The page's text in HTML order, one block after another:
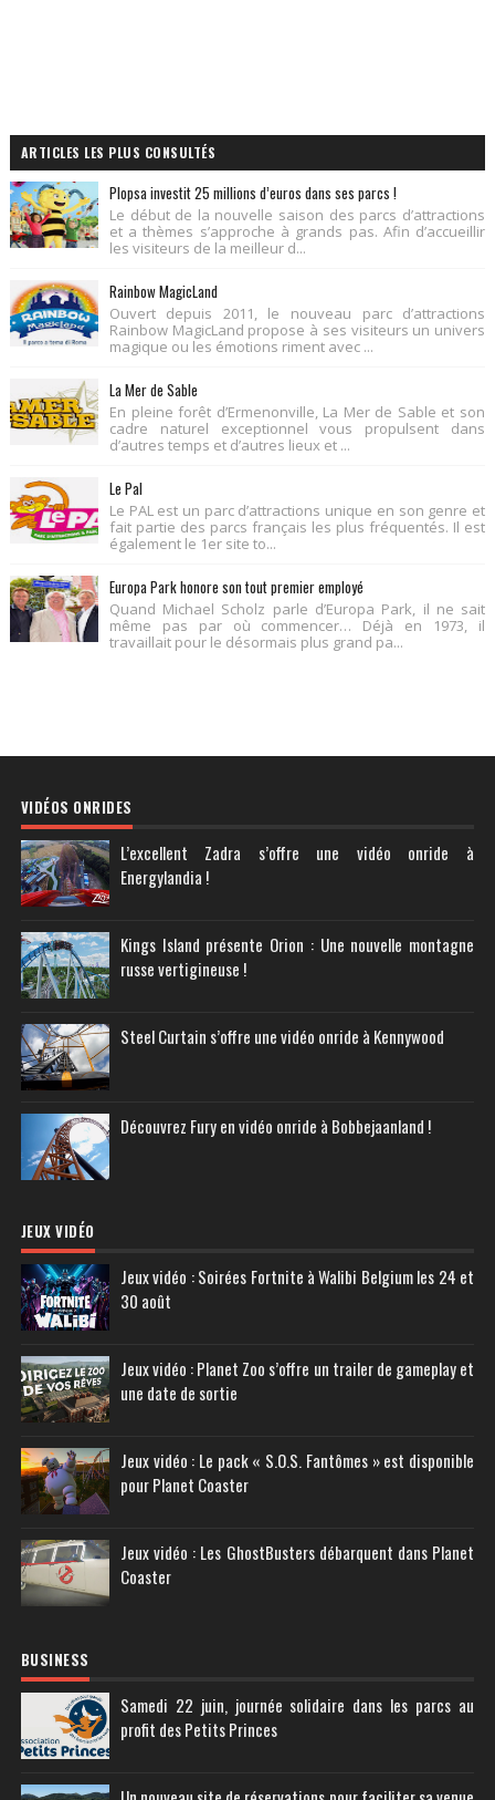
ARTICLES LES PLUS CONSULTÉS
Plopsa investit 25 millions d’euros dans ses parcs !
Le début de la nouvelle saison des parcs d’attractions
et a thèmes s’approche à grands pas. Afin d’accueillir
les visiteurs de la meilleur d...
Rainbow MagicLand
Ouvert depuis 2011, le nouveau parc d’attractions
Rainbow MagicLand propose à ses visiteurs un univers
magique ou les émotions riment avec ...
La Mer de Sable
En pleine forêt d’Ermenonville, La Mer de Sable et son
cadre naturel exceptionnel vous propulsent dans
d’autres temps et d’autres lieux et ...
Le Pal
Le PAL est un parc d’attractions unique en son genre et
fait partie des parcs français les plus fréquentés. Il est
également le 1er site to...
Europa Park honore son tout premier employé
Quand Michael Scholz parle d’Europa Park, il ne sait
même pas par où commencer… Déjà en 1973, il
travaillait pour le désormais plus grand pa...
VIDÉOS ONRIDES
L’excellent Zadra s’offre une vidéo onride à
Energylandia !
Kings Island présente Orion : Une nouvelle montagne
russe vertigineuse !
Steel Curtain s’offre une vidéo onride à Kennywood
Découvrez Fury en vidéo onride à Bobbejaanland !
JEUX VIDÉO
Jeux vidéo : Soirées Fortnite à Walibi Belgium les 24 et
30 août
Jeux vidéo : Planet Zoo s’offre un trailer de gameplay et
une date de sortie
Jeux vidéo : Le pack « S.O.S. Fantômes » est disponible
pour Planet Coaster
Jeux vidéo : Les GhostBusters débarquent dans Planet
Coaster
BUSINESS
Samedi 22 juin, journée solidaire dans les parcs au
profit des Petits Princes